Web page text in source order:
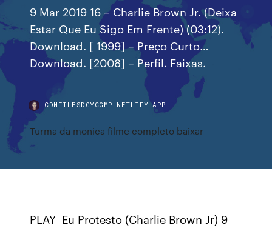
9 Mar 2019 16 – Charlie Brown Jr. (Deixa
Estar Que Eu Sigo Em Frente) (03:12).
Download. [ 1999] – Preço Curto…
Download. [2008] – Perfil. Faixas.
CDNFILESDGYCGMP.NETLIFY.APP
Turma da monica filme completo baixar
PLAY ️ Eu Protesto (Charlie Brown Jr) 9